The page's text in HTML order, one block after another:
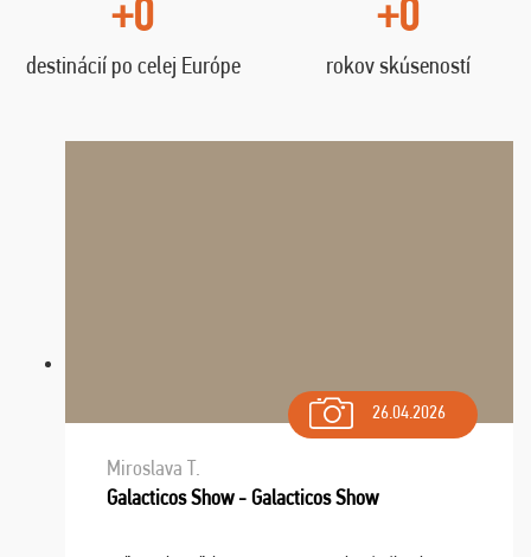
+0
destinácií po celej Európe
+0
rokov skúseností
26.04.2026
Miroslava T.
Galacticos Show - Galacticos Show